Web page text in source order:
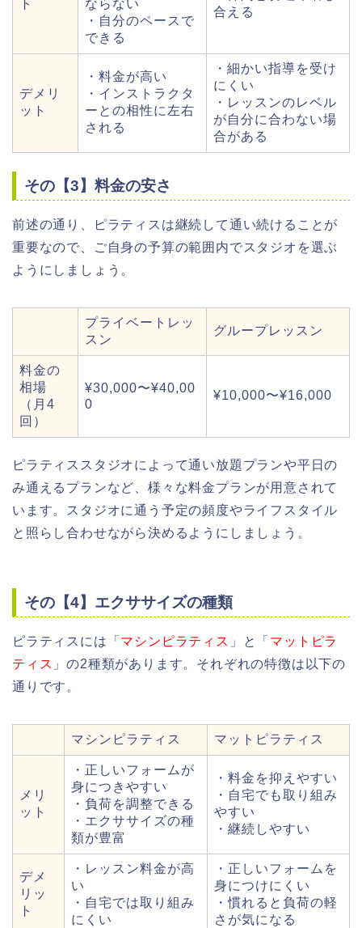
ト
ならない
・自分のペースで
できる
合える
デメリ
ット
・料金が高い
・インストラクタ
ーとの相性に左右
される
・細かい指導を受け
にくい
・レッスンのレベル
が自分に合わない場
合がある
その【3】料金の安さ
前述の通り、ピラティスは継続して通い続けることが
重要なので、ご自身の予算の範囲内でスタジオを選ぶ
ようにしましょう。
プライベートレッ
スン
グループレッスン
料金の
相場
（月4
回）
¥30,000〜¥40,00
0
¥10,000〜¥16,000
ピラティススタジオによって通い放題プランや平日の
み通えるプランなど、様々な料金プランが用意されて
います。スタジオに通う予定の頻度やライフスタイル
と照らし合わせながら決めるようにしましょう。
その【4】エクササイズの種類
ピラティスには「 マシンピラティス 」と「 マットピラ
ティス 」の2種類があります。それぞれの特徴は以下の
通りです。
マシンピラティス マットピラティス
メリ
ット
・正しいフォームが
身につきやすい
・負荷を調整できる
・エクササイズの種
類が豊富
・料金を抑えやすい
・自宅でも取り組み
やすい
・継続しやすい
デメ
リッ
ト
・レッスン料金が高
い
・自宅では取り組み
にくい
・正しいフォームを
身につけにくい
・慣れると負荷の軽
さが気になる